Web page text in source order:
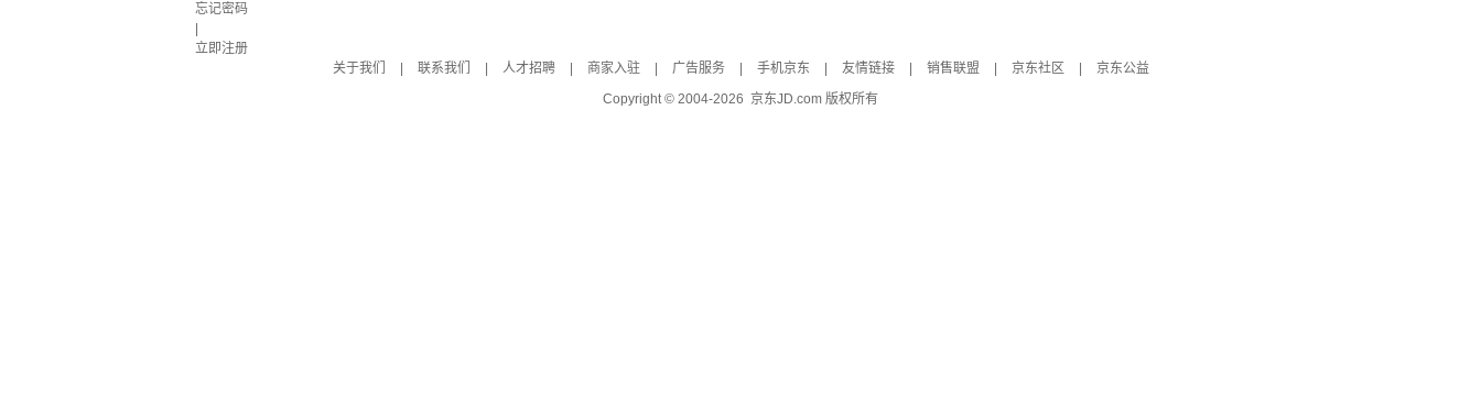
忘记密码
立即注册
关于我们
联系我们 人才招聘 商家入驻 广告服务 手机京东 友情链接 销售联盟 京东社区
京东公益
Copyright © 2004-2026 京东JD.com 版权所有